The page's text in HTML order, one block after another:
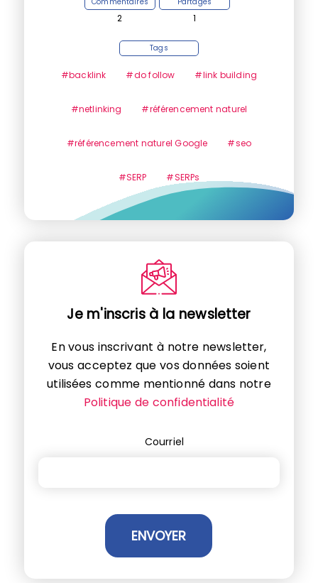
2 1
Tags
#backlink #do follow #link building
#netlinking #référencement naturel
#référencement naturel Google #seo
#SERP #SERPs
Je m'inscris à la newsletter
En vous inscrivant à notre newsletter,
vous acceptez que vos données soient
utilisées comme mentionné dans notre
Politique de confidentialité
Courriel